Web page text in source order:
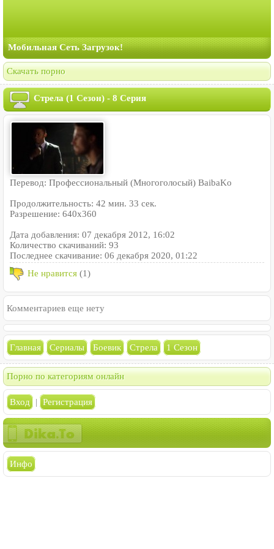
Мобильная Сеть Загрузок!
Скачать порно
Стрела (1 Сезон) - 8 Серия
Перевод: Профессиональный (Многоголосый) BaibaKo
Продолжительность: 42 мин. 33 сек.
Разрешение: 640x360
Дата добавления: 07 декабря 2012, 16:02
Количество скачиваний: 93
Последнее скачивание: 06 декабря 2020, 01:22
Не нравится (1)
Комментариев еще нету
Главная Сериалы Боевик Стрела 1 Сезон
Порно по категориям онлайн
Вход | Регистрация
Инфо